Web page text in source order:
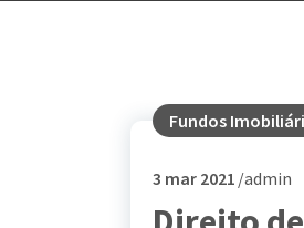
Fundos
3 mar 2021 admin